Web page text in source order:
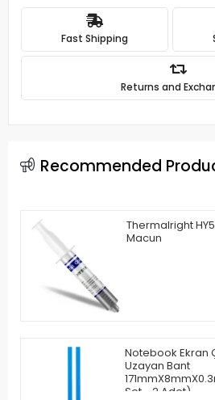
Fast Shipping
Returns and
Recommended
Thermalright
Macun
Notebook Ekran
Uzayan Bant
Set - 2 Adet)